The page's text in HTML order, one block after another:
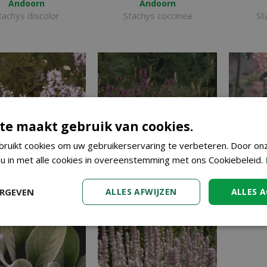
Andoorn
discolor
Andoorn
Stachys coccinea
officinalis 'Alba'
Betonie
Stachys officinalis
maakt gebruik van cookies.
cookies om uw gebruikerservaring te verbeteren. Door
in met alle cookies in overeenstemming met ons Cookiebeleid.
ALLES
ALLES AFWIJZEN